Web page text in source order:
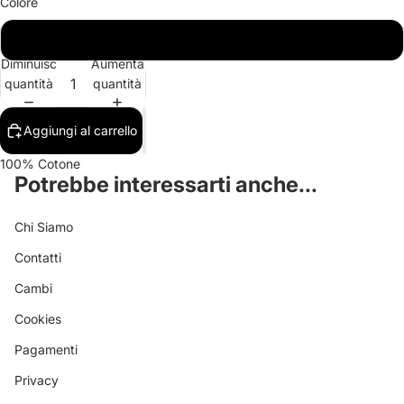
Diminuisci
quantità
Aumenta
quantità
Aggiungi al carrello
100% Cotone
Potrebbe interessarti anche...
Chi Siamo
Contatti
Cambi
Cookies
Pagamenti
Privacy